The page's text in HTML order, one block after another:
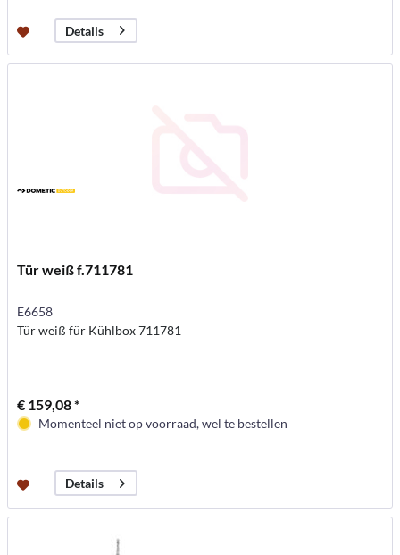
Details
Tür weiß f.711781
E6658
Tür weiß für Kühlbox 711781
€ 159,08 *
Momenteel niet op voorraad, wel te bestellen
Details